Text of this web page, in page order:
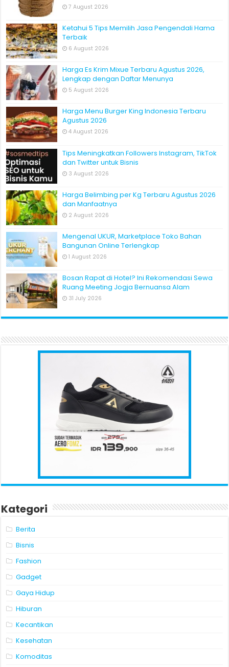
7 August 2026
Ketahui 5 Tips Memilih Jasa Pengendali Hama
Terbaik
6 August 2026
Harga Es Krim Mixue Terbaru Agustus 2026,
Lengkap dengan Daftar Menunya
5 August 2026
Harga Menu Burger King Indonesia Terbaru
Agustus 2026
4 August 2026
Tips Meningkatkan Followers Instagram, TikTok
dan Twitter untuk Bisnis
3 August 2026
Harga Belimbing per Kg Terbaru Agustus 2026
dan Manfaatnya
2 August 2026
Mengenal UKUR, Marketplace Toko Bahan
Bangunan Online Terlengkap
1 August 2026
Bosan Rapat di Hotel? Ini Rekomendasi Sewa
Ruang Meeting Jogja Bernuansa Alam
31 July 2026
Kategori
Berita
Bisnis
Fashion
Gadget
Gaya Hidup
Hiburan
Kecantikan
Kesehatan
Komoditas